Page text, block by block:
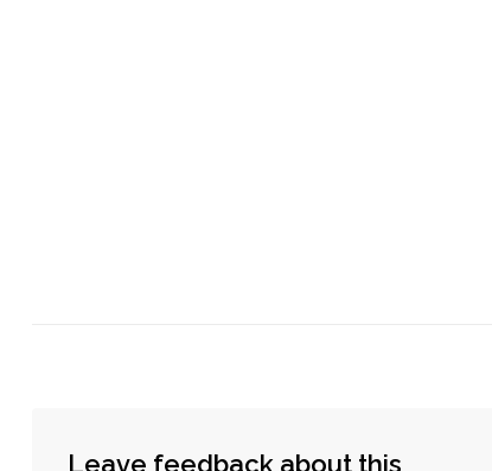
Leave feedback about this